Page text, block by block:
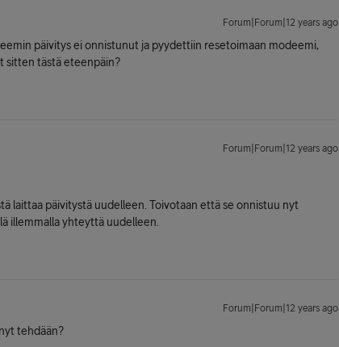
Forum|Forum|12 years ago
päivitys ei onnistunut ja pyydettiin resetoimaan modeemi,
sitten tästä eteenpäin?
Forum|Forum|12 years ago
laittaa päivitystä uudelleen. Toivotaan että se onnistuu nyt
illemmalla yhteyttä uudelleen.
Forum|Forum|12 years ago
tehdään?